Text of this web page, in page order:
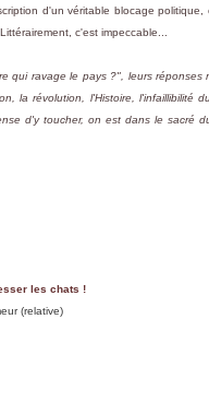
d'un véritable blocage
c'est impeccable...
qui ravage le pays ?", leurs
la révolution, l'Histoire, l'infaillibilité
d'y toucher, on est dans le sacré
les chats !
(relative)